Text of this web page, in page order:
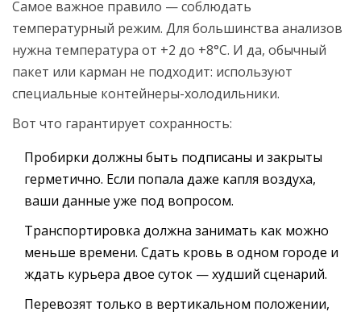
Самое важное правило — соблюдать
температурный режим. Для большинства анализов
нужна температура от +2 до +8°C. И да, обычный
пакет или карман не подходит: используют
специальные контейнеры-холодильники.
Вот что гарантирует сохранность:
Пробирки должны быть подписаны и закрыты
герметично. Если попала даже капля воздуха,
ваши данные уже под вопросом.
Транспортировка должна занимать как можно
меньше времени. Сдать кровь в одном городе и
ждать курьера двое суток — худший сценарий.
Перевозят только в вертикальном положении,